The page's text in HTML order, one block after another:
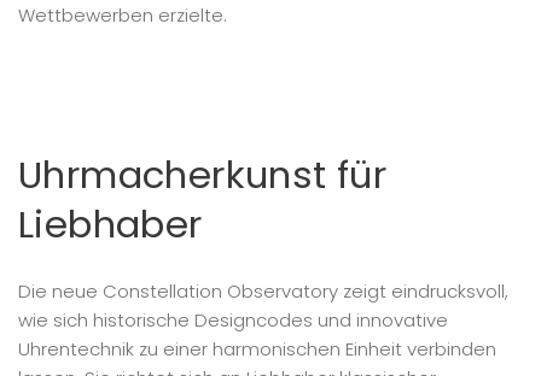
Wettbewerben erzielte.
Uhrmacherkunst für
Liebhaber
Die neue Constellation Observatory zeigt eindrucksvoll,
wie sich historische Designcodes und innovative
Uhrentechnik zu einer harmonischen Einheit verbinden